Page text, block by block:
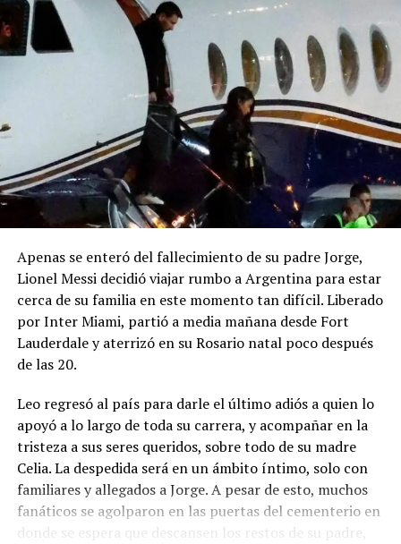
Apenas se enteró del fallecimiento de su padre Jorge,
Lionel Messi decidió viajar rumbo a Argentina para estar
cerca de su familia en este momento tan difícil. Liberado
por Inter Miami, partió a media mañana desde Fort
Lauderdale y aterrizó en su Rosario natal poco después
de las 20.
Leo regresó al país para darle el último adiós a quien lo
apoyó a lo largo de toda su carrera, y acompañar en la
tristeza a sus seres queridos, sobre todo de su madre
Celia. La despedida será en un ámbito íntimo, solo con
familiares y allegados a Jorge. A pesar de esto, muchos
fanáticos se agolparon en las puertas del cementerio en
donde se espera que descansen los restos de su padre,